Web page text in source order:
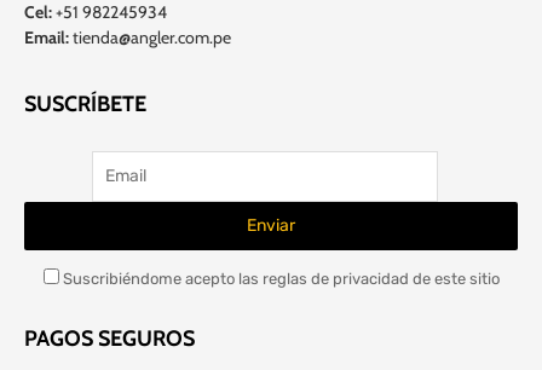
Cel:+51 982245934
Email:tienda@angler.com.pe
SUSCRÍBETE
Suscribiéndome acepto las reglas de privacidad de este sitio
PAGOS SEGUROS